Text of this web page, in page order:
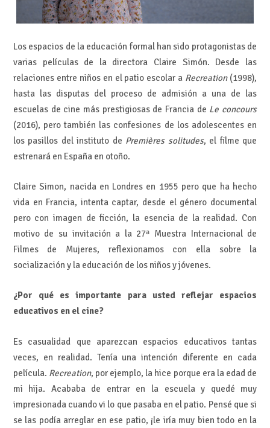
Los espacios de la educación formal han sido protagonistas de
varias películas de la directora Claire Simón. Desde las
relaciones entre niños en el patio escolar a Recreation(1998),
hasta las disputas del proceso de admisión a una de las
escuelas de cine más prestigiosas de Francia de Le concours
(2016), pero también las confesiones de los adolescentes en
los pasillos del instituto de Premières solitudes, el filme que
estrenará en España en otoño.
Claire Simon, nacida en Londres en 1955 pero que ha hecho
vida en Francia, intenta captar, desde el género documental
pero con imagen de ficción, la esencia de la realidad. Con
motivo de su invitación a la 27ª Muestra Internacional de
Filmes de Mujeres, reflexionamos con ella sobre la
socialización y la educación de los niños y jóvenes.
¿Por qué es importante para usted reflejar espacios
educativos en el cine?
Es casualidad que aparezcan espacios educativos tantas
veces, en realidad. Tenía una intención diferente en cada
película. Recreation, por ejemplo, la hice porque era la edad de
mi hija. Acababa de entrar en la escuela y quedé muy
impresionada cuando vi lo que pasaba en el patio. Pensé que si
se las podía arreglar en ese patio, ¡le iría muy bien todo en la